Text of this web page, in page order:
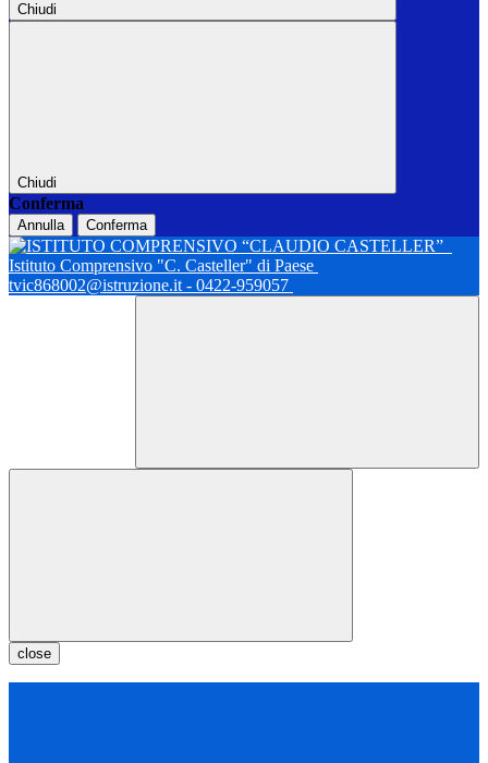
Chiudi
Chiudi
Conferma
Annulla Conferma
Istituto Comprensivo "C. Casteller" di Paese
tvic868002@istruzione.it - 0422-959057
close